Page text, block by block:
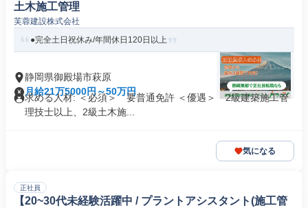
土木施工管理
芙蓉建設株式会社
●完全土日祝休み/年間休日120日以上
静岡県御殿場市萩原
月給21万5000円～50万円
求める人材: ＜必須＞ 要普通免許 ＜優遇＞ 2級建築施工管
理技士以上、2級土木施...
気になる
正社員
【20~30代未経験活躍中 / プラントアシスタント(施工管